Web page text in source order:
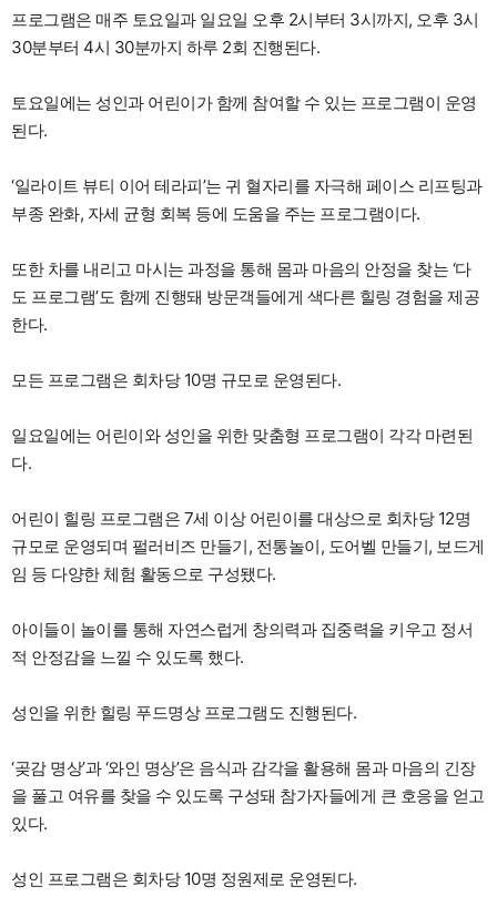
프로그램은 매주 토요일과 일요일 오후 2시부터 3시까지, 오후 3시
30분부터 4시 30분까지 하루 2회 진행된다.
토요일에는 성인과 어린이가 함께 참여할 수 있는 프로그램이 운영
된다.
‘일라이트 뷰티 이어 테라피’는 귀 혈자리를 자극해 페이스 리프팅과
부종 완화, 자세 균형 회복 등에 도움을 주는 프로그램이다.
또한 차를 내리고 마시는 과정을 통해 몸과 마음의 안정을 찾는 ‘다
도 프로그램’도 함께 진행돼 방문객들에게 색다른 힐링 경험을 제공
한다.
모든 프로그램은 회차당 10명 규모로 운영된다.
일요일에는 어린이와 성인을 위한 맞춤형 프로그램이 각각 마련된
다.
어린이 힐링 프로그램은 7세 이상 어린이를 대상으로 회차당 12명
규모로 운영되며 펄러비즈 만들기, 전통놀이, 도어벨 만들기, 보드게
임 등 다양한 체험 활동으로 구성됐다.
아이들이 놀이를 통해 자연스럽게 창의력과 집중력을 키우고 정서
적 안정감을 느낄 수 있도록 했다.
성인을 위한 힐링 푸드명상 프로그램도 진행된다.
‘곶감 명상’과 ‘와인 명상’은 음식과 감각을 활용해 몸과 마음의 긴장
을 풀고 여유를 찾을 수 있도록 구성돼 참가자들에게 큰 호응을 얻고
있다.
성인 프로그램은 회차당 10명 정원제로 운영된다.